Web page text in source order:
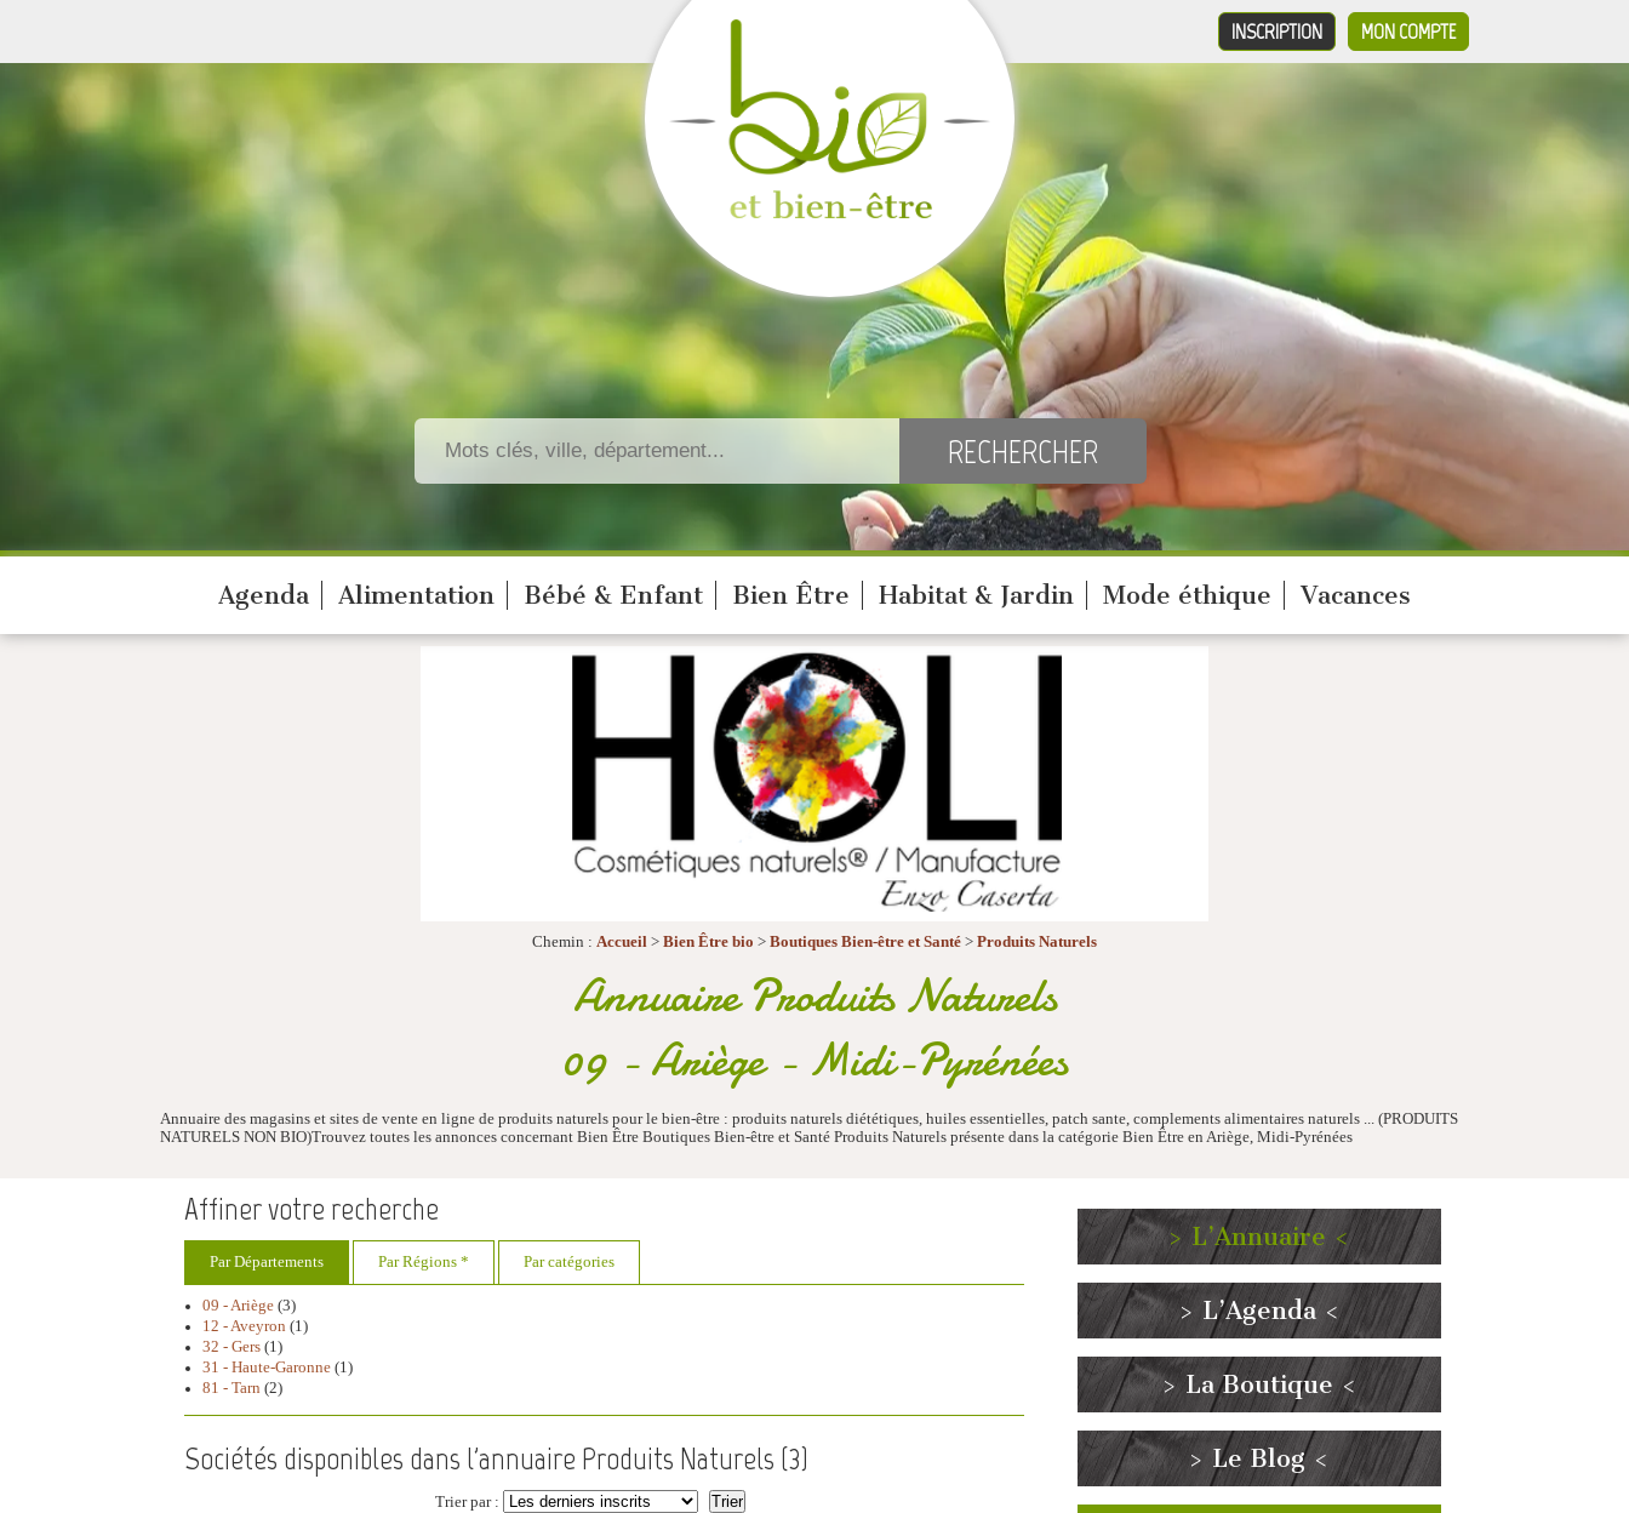
MON COMPTE
INSCRIPTION
Agenda Alimentation Bébé & Enfant Bien Être Habitat & Jardin Mode éthique Vacances
Chemin : Accueil > Bien Être bio > Boutiques Bien-être et Santé > Produits Naturels
Annuaire Produits Naturels
09 - Ariège - Midi-Pyrénées
Annuaire des magasins et sites de vente en ligne de produits naturels pour le bien-être : produits naturels diététiques, huiles essentielles, patch sante, complements alimentaires naturels ... (PRODUITS
NATURELS NON BIO)Trouvez toutes les annonces concernant Bien Être Boutiques Bien-être et Santé Produits Naturels présente dans la catégorie Bien Être en Ariège, Midi-Pyrénées
Affiner votre recherche
Par Départements Par Régions * Par catégories
09 - Ariège (3)
12 - Aveyron (1)
32 - Gers (1)
31 - Haute-Garonne (1)
81 - Tarn (2)
Sociétés disponibles dans l'annuaire Produits Naturels (3)
Trier par :
> L’Annuaire <
> L’Agenda <
> La Boutique <
> Le Blog <